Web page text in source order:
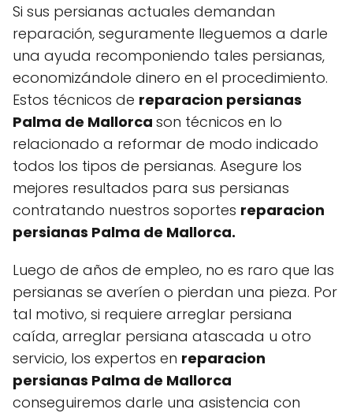
Si sus persianas actuales demandan
reparación, seguramente lleguemos a darle
una ayuda recomponiendo tales persianas,
economizándole dinero en el procedimiento.
Estos técnicos de reparacion persianas
Palma de Mallorca son técnicos en lo
relacionado a reformar de modo indicado
todos los tipos de persianas. Asegure los
mejores resultados para sus persianas
contratando nuestros soportes reparacion
persianas Palma de Mallorca.
Luego de años de empleo, no es raro que las
persianas se averíen o pierdan una pieza. Por
tal motivo, si requiere arreglar persiana
caída, arreglar persiana atascada u otro
servicio, los expertos en reparacion
persianas Palma de Mallorca
conseguiremos darle una asistencia con